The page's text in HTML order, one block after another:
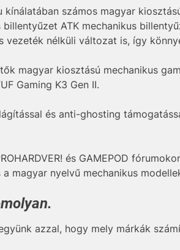
kínálatában számos magyar
billentyűzet ATK mechanikus
vezeték nélküli változat is, így
magyar kiosztású mechanikus
Gaming K3 Gen II.
és anti-ghosting
és GAMEPOD
magyar nyelvű mechanikus
azzal, hogy mely márkák